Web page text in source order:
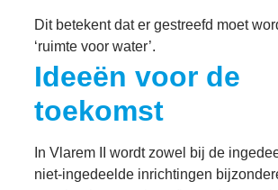
Dit betekent dat er gestreefd moet
‘ruimte voor water’.
Ideeën voor de
toekomst
In Vlarem II wordt zowel bij de
niet-ingedeelde inrichtingen